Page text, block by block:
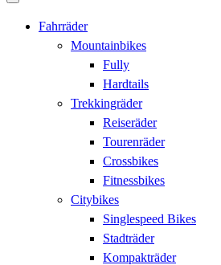
Fahrräder
Mountainbikes
Fully
Hardtails
Trekkingräder
Reiseräder
Tourenräder
Crossbikes
Fitnessbikes
Citybikes
Singlespeed Bikes
Stadträder
Kompakträder